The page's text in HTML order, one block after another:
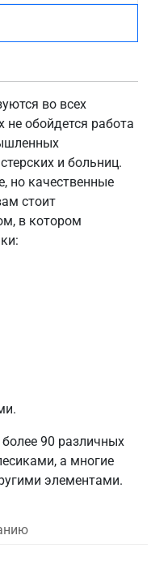
во всех
не обойдется работа
и больниц.
но качественные
стоит
в котором
90 различных
а многие
элементами.